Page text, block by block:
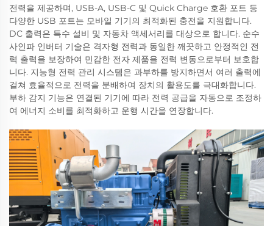
전력을 제공하며, USB-A, USB-C 및 Quick Charge 호환 포트 등
다양한 USB 포트는 모바일 기기의 최적화된 충전을 지원합니다.
DC 출력은 특수 설비 및 자동차 액세서리를 대상으로 합니다. 순수
사인파 인버터 기술은 격자형 전력과 동일한 깨끗하고 안정적인 전
력 출력을 보장하여 민감한 전자 제품을 전력 변동으로부터 보호합
니다. 지능형 전력 관리 시스템은 과부하를 방지하면서 여러 출력에
걸쳐 효율적으로 전력을 분배하여 장치의 활용도를 극대화합니다.
부하 감지 기능은 연결된 기기에 따라 전력 공급을 자동으로 조정하
여 에너지 소비를 최적화하고 운행 시간을 연장합니다.